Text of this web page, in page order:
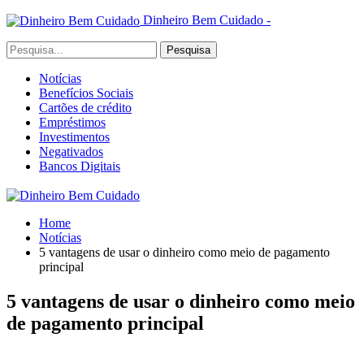
Dinheiro Bem Cuidado -
Notícias
Benefícios Sociais
Cartões de crédito
Empréstimos
Investimentos
Negativados
Bancos Digitais
Home
Notícias
5 vantagens de usar o dinheiro como meio de pagamento
principal
5 vantagens de usar o dinheiro como meio
de pagamento principal